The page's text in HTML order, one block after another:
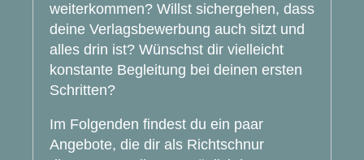
weiterkommen? Willst sichergehen, dass
deine Verlagsbewerbung auch sitzt und
alles drin ist? Wünschst dir vielleicht
konstante Begleitung bei deinen ersten
Schritten?
Im Folgenden findest du ein paar
Angebote, die dir als Richtschnur